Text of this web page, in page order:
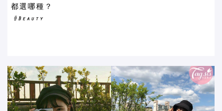
都選哪種？